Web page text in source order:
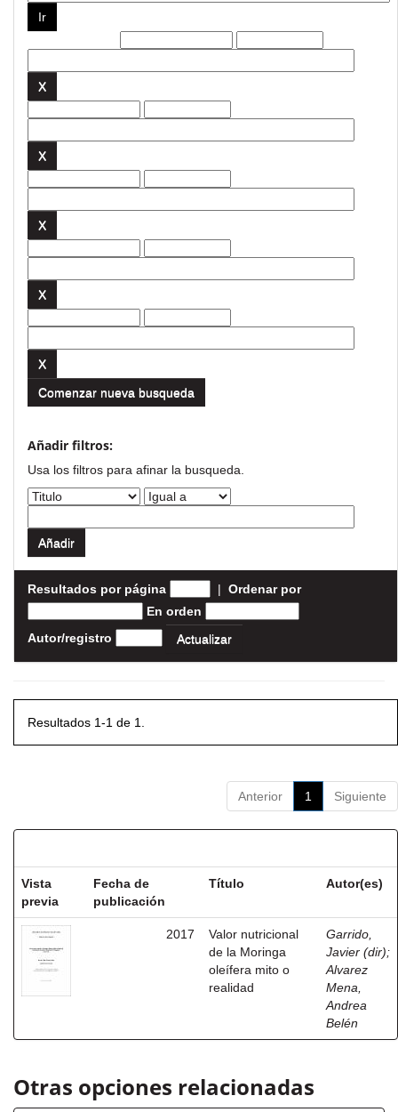
Comenzar nueva busqueda
Añadir filtros:
Usa los filtros para afinar la busqueda.
Resultados por página | Ordenar por
En orden
Autor/registro
Resultados 1-1 de 1.
Anterior 1 Siguiente
Vista
previa
Fecha de
publicación
Título Autor(es)
2017
Valor nutricional
de la Moringa
oleífera mito o
realidad
Garrido,
Javier (dir);
Alvarez
Mena,
Andrea
Belén
Otras opciones relacionadas